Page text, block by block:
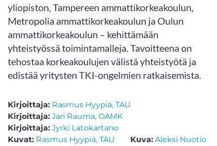
yliopiston, Tampereen ammattikorkeakoulun,
Metropolia ammattikorkeakoulun ja Oulun
ammattikorkeakoulun – kehittämään
yhteistyössä toimintamalleja. Tavoitteena on
tehostaa korkeakoulujen välistä yhteistyötä ja
edistää yritysten TKI-ongelmien ratkaisemista.
Kirjoittaja: Rasmus Hyypiä, TAU
Kirjoittaja: Jari Rauma, OAMK
Kirjoittaja: Jyrki Latokartano
Kuvat: Rasmus Hyypiä, TAU Kuva: Aleksi Nuotio